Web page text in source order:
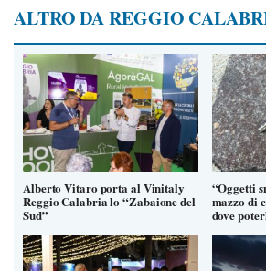
ALTRO DA REGGIO
Alberto Vitaro porta al Vinitaly
Reggio Calabria lo “Zabaione del
Sud”
“Oggetti
mazzo di
dove